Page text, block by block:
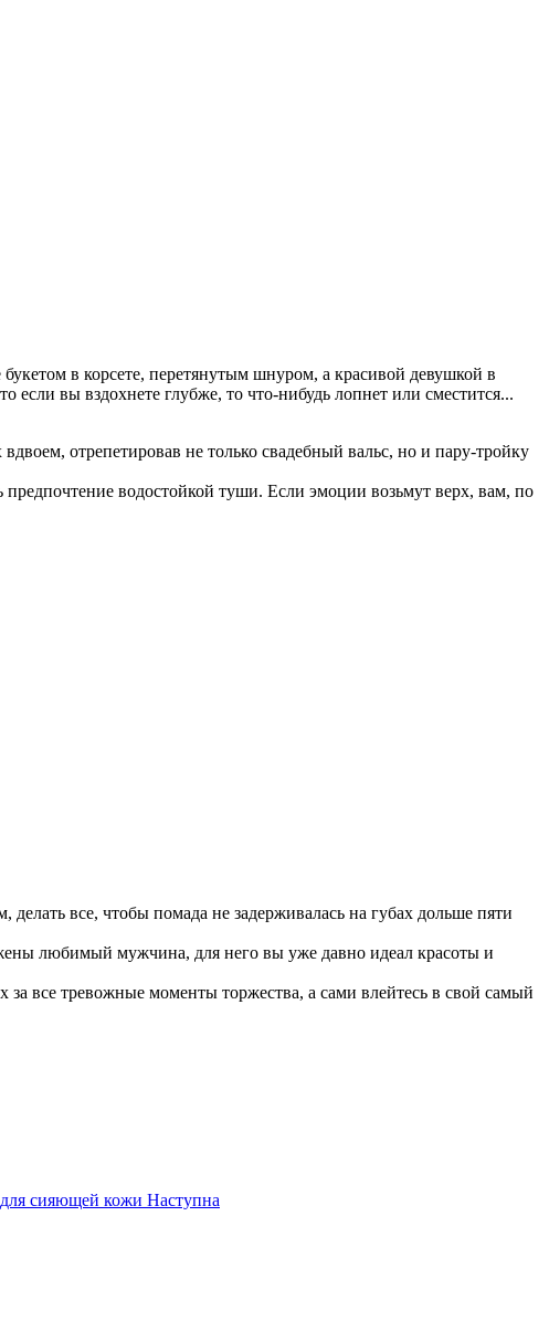
в корсете, перетянутым шнуром, а красивой девушкой в
если вы вздохнете глубже, то что-нибудь лопнет или сместится...
отрепетировав не только свадебный вальс, но и пару-тройку
предпочтение водостойкой туши. Если эмоции возьмут верх, вам, по
все, чтобы помада не задерживалась на губах дольше пяти
любимый мужчина, для него вы уже давно идеал красоты и
за все тревожные моменты торжества, а сами влейтесь в свой самый
сияющей кожи Наступна